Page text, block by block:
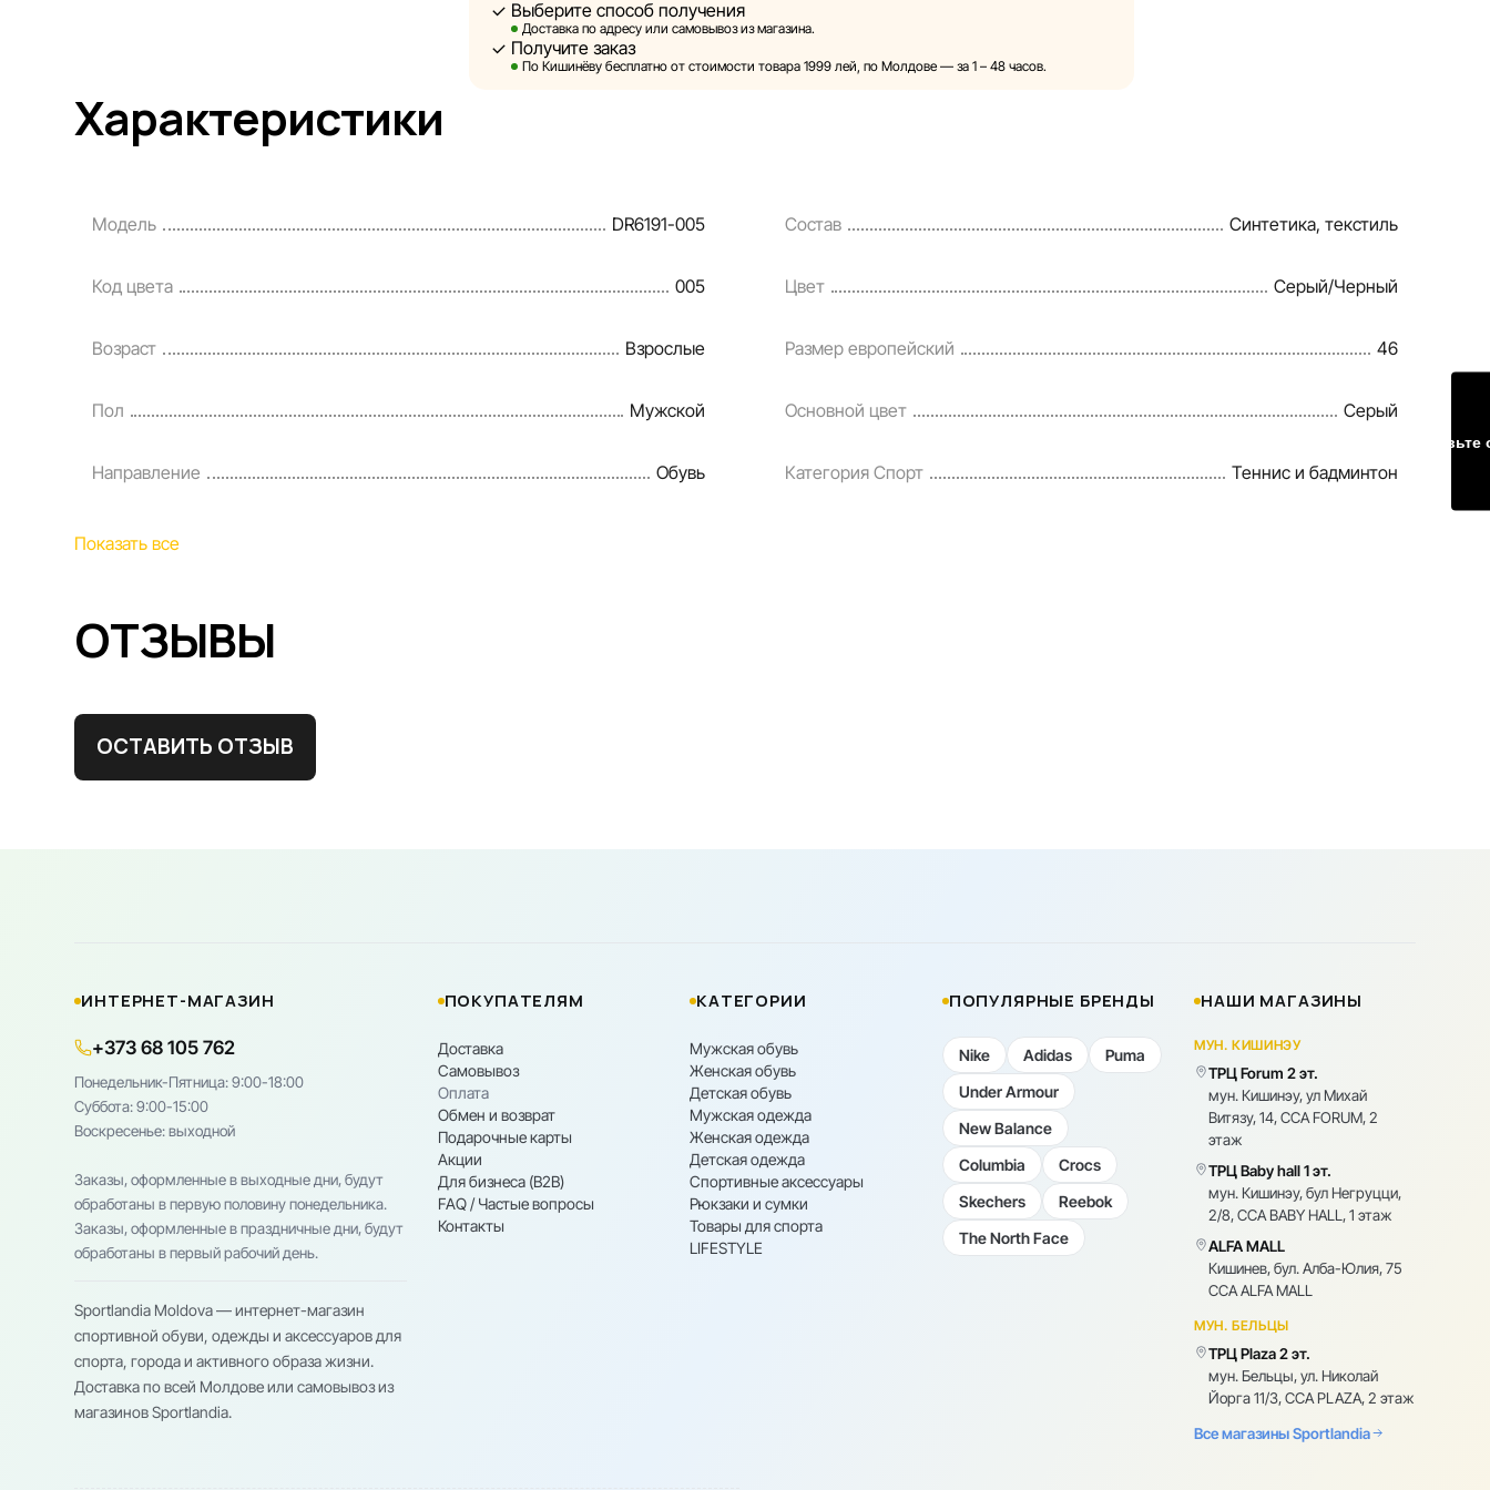
Sportlandia оставляет за собой право в одностороннем порядке и без
предварительного уведомления вносить изменения в описания, характеристики
и потребительские свойства товаров. Изображения, представленные на сайте,
порядке и без предварительного уведомления.
Наша команда регулярно проверяет и обновляет информацию на сайте, чтобы
Выберите способ получения
Доставка по адресу или самовывоз из магазина.
Получите заказ
По Кишинёву бесплатно от стоимости товара 1999 лей, по Молдове — за 1 – 48 часов.
Характеристики
Модель DR6191-005 Состав Синтетика, текстиль
Код цвета 005 Цвет Серый/Черный
Возраст Взрослые Размер европейский 46
Пол Мужской Основной цвет Серый
Направление Обувь Категория Спорт Теннис и бадминтон
Показать все
ОТЗЫВЫ
ОСТАВИТЬ ОТЗЫВ
Оставьте
ИНТЕРНЕТ-МАГАЗИН
+373 68 105 762
Понедельник-Пятница: 9:00-18:00
Cуббота: 9:00-15:00
Воскресенье: выходной
Заказы, оформленные в выходные дни, будут
обработаны в первую половину понедельника.
Заказы, оформленные в праздничные дни, будут
обработаны в первый рабочий день.
Sportlandia Moldova — интернет-магазин
спортивной обуви, одежды и аксессуаров для
спорта, города и активного образа жизни.
Доставка по всей Молдове или самовывоз из
магазинов Sportlandia.
ПОКУПАТЕЛЯМ
Доставка
Самовывоз
Оплата
Обмен и возврат
Подарочные карты
Акции
Для бизнеса (B2B)
FAQ / Частые вопросы
Контакты
КАТЕГОРИИ
Мужская обувь
Женская обувь
Детская обувь
Мужская одежда
Женская одежда
Детская одежда
Спортивные аксессуары
Рюкзаки и сумки
Товары для спорта
LIFESTYLE
ПОПУЛЯРНЫЕ БРЕНДЫ
Nike Adidas
Puma
Under Armour
New Balance
Columbia
Crocs
Skechers
Reebok
The North Face
НАШИ МАГАЗИНЫ
МУН. КИШИНЭУ
ТРЦ Forum 2 эт.
мун. Кишинэу, ул Михай
Витязу, 14, CCA FORUM, 2
этаж
ТРЦ Baby hall 1 эт.
мун. Кишинэу, бул Негруцци,
2/8, CCA BABY HALL, 1 этаж
ALFA MALL
Кишинев, бул. Алба-Юлия, 75
CCA ALFA MALL
МУН. БЕЛЬЦЫ
ТРЦ Plaza 2 эт.
мун. Бельцы, ул. Николай
Йорга 11/3, CCA PLAZA, 2 этаж
Все магазины Sportlandia